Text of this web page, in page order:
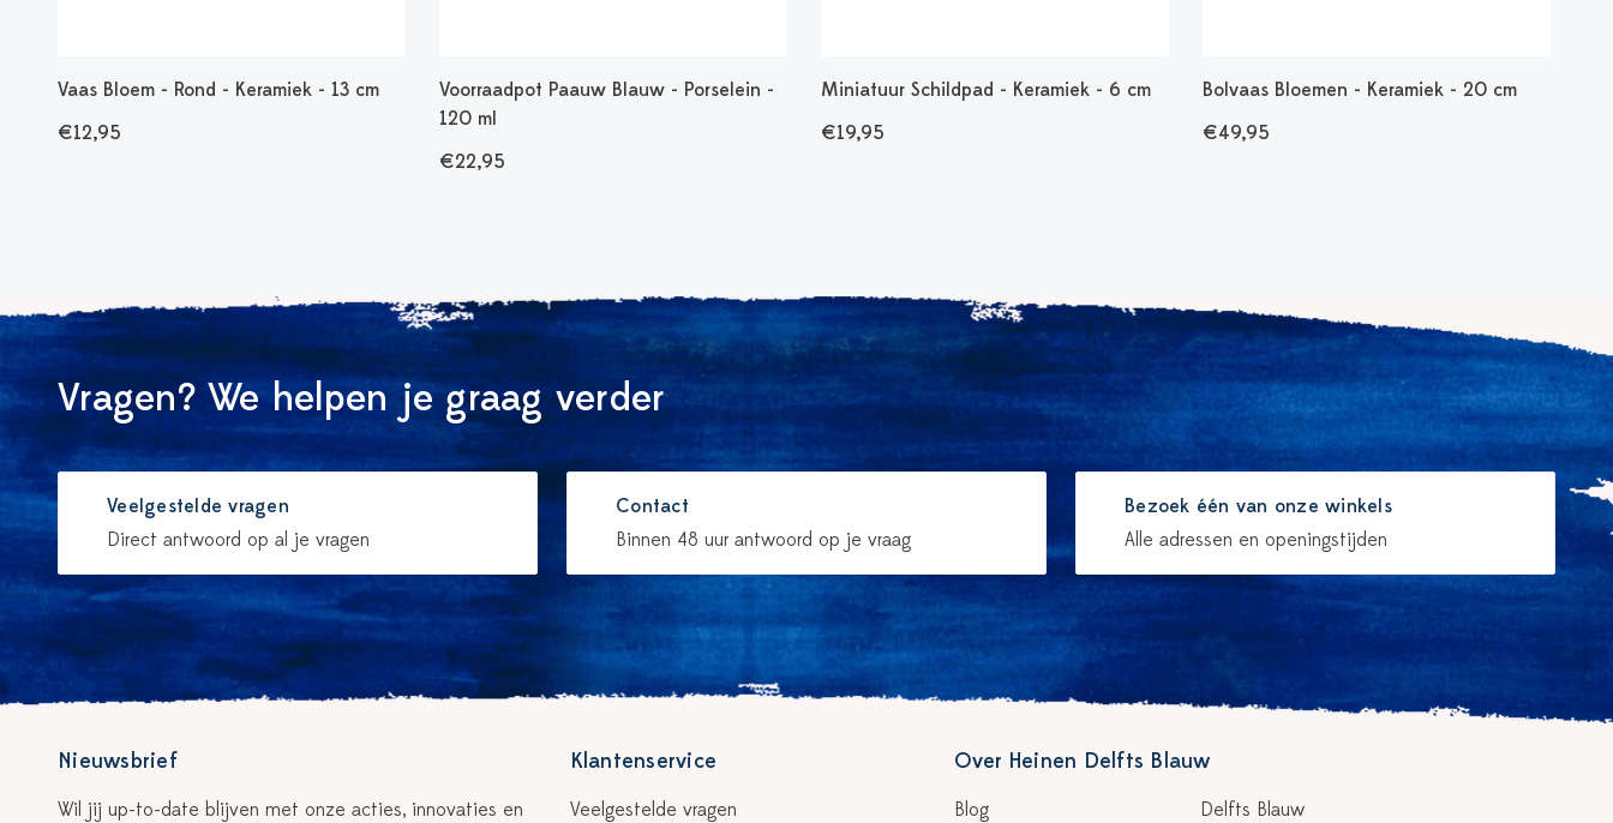
Vaas Bloem - Rond - Keramiek - 13 cm
€12,95
Voorraadpot Paauw Blauw - Porselein -
120 ml
€22,95
Miniatuur Schildpad - Keramiek - 6 cm
€19,95
Bolvaas Bloemen - Keramiek - 20 cm
€49,95
Vragen? We helpen je graag verder
Veelgestelde vragen
Direct antwoord op al je vragen
Contact
Binnen 48 uur antwoord op je vraag
Bezoek één van onze winkels
Alle adressen en openingstijden
Nieuwsbrief
Wil jij up-to-date blijven met onze acties, innovaties en
Klantenservice
Veelgestelde vragen
Over Heinen Delfts Blauw
Blog Delfts Blauw